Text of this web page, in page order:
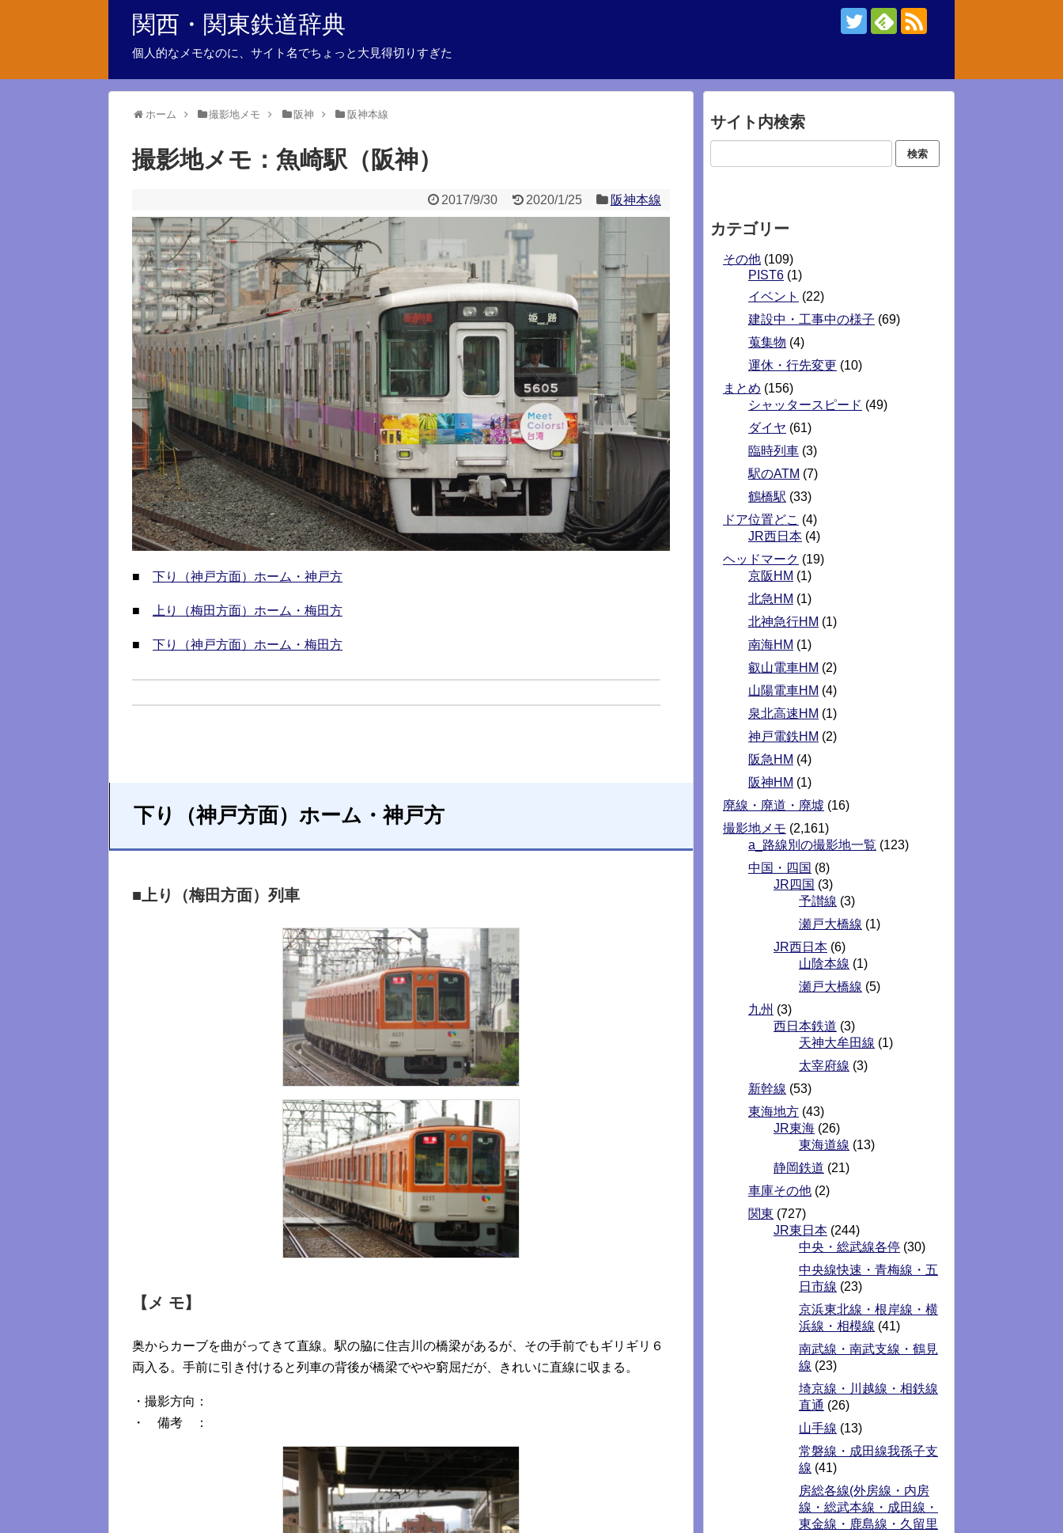
関西・関東鉄道辞典
個人的なメモなのに、サイト名でちょっと大見得切りすぎた
ホーム 撮影地メモ 阪神 阪神本線
撮影地メモ：魚崎駅（阪神）
2017/9/30 2020/1/25 阪神本線
■ 下り（神戸方面）ホーム・神戸方
■ 上り（梅田方面）ホーム・梅田方
■ 下り（神戸方面）ホーム・梅田方
下り（神戸方面）ホーム・神戸方
■上り（梅田方面）列車
【メ モ】
奥からカーブを曲がってきて直線。駅の脇に住吉川の橋梁があるが、その手前でもギリギリ６
両入る。手前に引き付けると列車の背後が橋梁でやや窮屈だが、きれいに直線に収まる。
・撮影方向：
・ 備考 ：
サイト内検索
カテゴリー
その他 (109)
PIST6 (1)
イベント (22)
建設中・工事中の様子 (69)
蒐集物 (4)
運休・行先変更 (10)
まとめ (156)
シャッタースピード (49)
ダイヤ (61)
臨時列車 (3)
駅のATM (7)
鶴橋駅 (33)
ドア位置どこ (4)
JR西日本 (4)
ヘッドマーク (19)
京阪HM (1)
北急HM (1)
北神急行HM (1)
南海HM (1)
叡山電車HM (2)
山陽電車HM (4)
泉北高速HM (1)
神戸電鉄HM (2)
阪急HM (4)
阪神HM (1)
廃線・廃道・廃墟 (16)
撮影地メモ (2,161)
a_路線別の撮影地一覧 (123)
中国・四国 (8)
JR四国 (3)
予讃線 (3)
瀬戸大橋線 (1)
JR西日本 (6)
山陰本線 (1)
瀬戸大橋線 (5)
九州 (3)
西日本鉄道 (3)
天神大牟田線 (1)
太宰府線 (3)
新幹線 (53)
東海地方 (43)
JR東海 (26)
東海道線 (13)
静岡鉄道 (21)
車庫その他 (2)
関東 (727)
JR東日本 (244)
中央・総武線各停 (30)
中央線快速・青梅線・五
日市線 (23)
京浜東北線・根岸線・横
浜線・相模線 (41)
南武線・南武支線・鶴見
線 (23)
埼京線・川越線・相鉄線
直通 (26)
山手線 (13)
常磐線・成田線我孫子支
線 (41)
房総各線(外房線・内房
線・総武本線・成田線・
東金線・鹿島線・久留里